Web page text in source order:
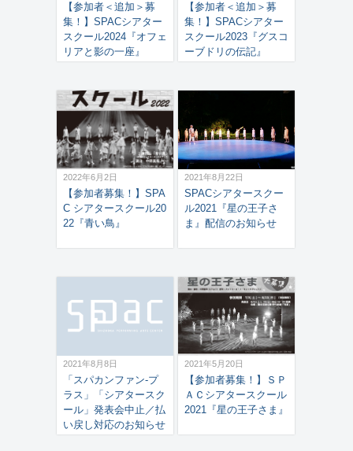
【参加者＜追加＞募
集！】SPACシアター
スクール2024『オフェ
リアと影の一座』
【参加者＜追加＞募
集！】SPACシアター
スクール2023『グスコ
ーブドリの伝記』
2022年6月2日
【参加者募集！】SPA
C シアタースクール20
22『青い鳥』
2021年8月22日
SPACシアタースクー
ル2021『星の王子さ
ま』配信のお知らせ
2021年8月8日
「スパカンファン-プ
ラス」「シアタースク
ール」発表会中止／払
い戻し対応のお知らせ
2021年5月20日
【参加者募集！】ＳＰ
ＡＣシアタースクール
2021『星の王子さま』